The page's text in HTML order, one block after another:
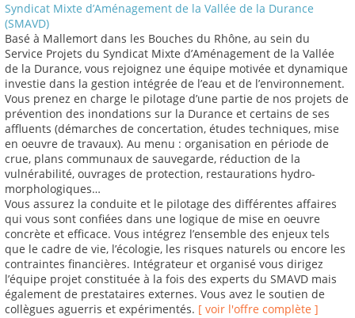
Syndicat Mixte d’Aménagement de la Vallée de la Durance
(SMAVD)
Basé à Mallemort dans les Bouches du Rhône, au sein du
Service Projets du Syndicat Mixte d’Aménagement de la Vallée
de la Durance, vous rejoignez une équipe motivée et dynamique
investie dans la gestion intégrée de l’eau et de l’environnement.
Vous prenez en charge le pilotage d’une partie de nos projets de
prévention des inondations sur la Durance et certains de ses
affluents (démarches de concertation, études techniques, mise
en oeuvre de travaux). Au menu : organisation en période de
crue, plans communaux de sauvegarde, réduction de la
vulnérabilité, ouvrages de protection, restaurations hydro-
morphologiques…
Vous assurez la conduite et le pilotage des différentes affaires
qui vous sont confiées dans une logique de mise en oeuvre
concrète et efficace. Vous intégrez l’ensemble des enjeux tels
que le cadre de vie, l’écologie, les risques naturels ou encore les
contraintes financières. Intégrateur et organisé vous dirigez
l’équipe projet constituée à la fois des experts du SMAVD mais
également de prestataires externes. Vous avez le soutien de
collègues aguerris et expérimentés. [ voir l'offre complète ]